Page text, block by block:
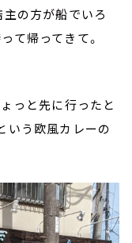
主の方が船でいろ
て帰ってきて。
っと先に行ったと
いう欧風カレーの